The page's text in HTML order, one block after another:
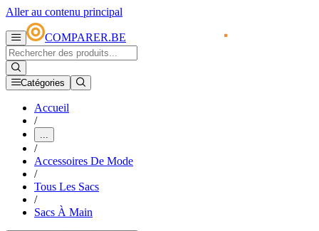
Aller au contenu principal
COMPARER.BE
Catégories
Accueil
/
...
/
Accessoires De Mode
/
Tous Les Sacs
/
Sacs À Main